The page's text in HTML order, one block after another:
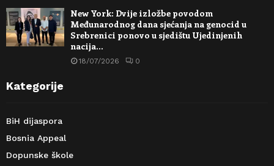
New York: Dvije izložbe povodom
Međunarodnog dana sjećanja na genocid u
Srebrenici ponovo u sjedištu Ujedinjenih
nacija…
18/07/2026 0
Kategorije
BiH dijaspora
Bosnia Appeal
Dopunske škole